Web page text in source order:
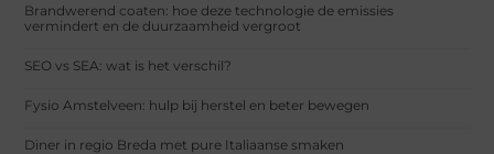
Brandwerend coaten: hoe deze technologie de emissies
vermindert en de duurzaamheid vergroot
SEO vs SEA: wat is het verschil?
Fysio Amstelveen: hulp bij herstel en beter bewegen
Diner in regio Breda met pure Italiaanse smaken